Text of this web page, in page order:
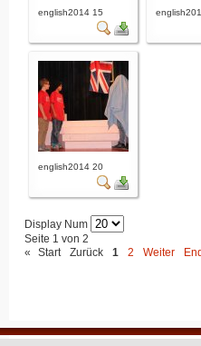
english2014 15
english2014 20
Display Num
Seite 1 von 2
«
Start Zurück 1 2 Weiter